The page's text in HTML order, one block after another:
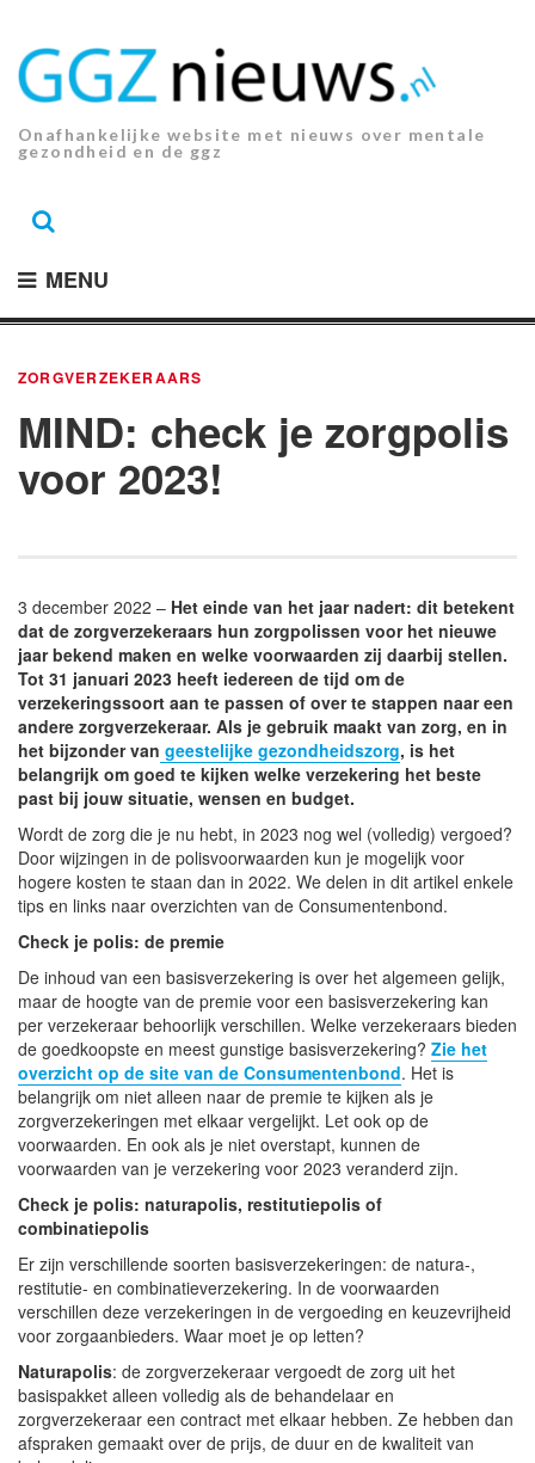
inhoud.
Onafhankelijke website met nieuws over mentale
gezondheid en de ggz
MENU
ZORGVERZEKERAARS
MIND: check je zorgpolis
voor 2023!
3 december 2022 – Het einde van het jaar nadert: dit betekent
dat de zorgverzekeraars hun zorgpolissen voor het nieuwe
jaar bekend maken en welke voorwaarden zij daarbij stellen.
Tot 31 januari 2023 heeft iedereen de tijd om de
verzekeringssoort aan te passen of over te stappen naar een
andere zorgverzekeraar. Als je gebruik maakt van zorg, en in
het bijzonder van geestelijke gezondheidszorg, is het
belangrijk om goed te kijken welke verzekering het beste
past bij jouw situatie, wensen en budget.
Wordt de zorg die je nu hebt, in 2023 nog wel (volledig) vergoed?
Door wijzingen in de polisvoorwaarden kun je mogelijk voor
hogere kosten te staan dan in 2022. We delen in dit artikel enkele
tips en links naar overzichten van de Consumentenbond.
Check je polis: de premie
De inhoud van een basisverzekering is over het algemeen gelijk,
maar de hoogte van de premie voor een basisverzekering kan
per verzekeraar behoorlijk verschillen. Welke verzekeraars bieden
de goedkoopste en meest gunstige basisverzekering? Zie het
overzicht op de site van de Consumentenbond. Het is
belangrijk om niet alleen naar de premie te kijken als je
zorgverzekeringen met elkaar vergelijkt. Let ook op de
voorwaarden. En ook als je niet overstapt, kunnen de
voorwaarden van je verzekering voor 2023 veranderd zijn.
Check je polis: naturapolis, restitutiepolis of
combinatiepolis
Er zijn verschillende soorten basisverzekeringen: de natura-,
restitutie- en combinatieverzekering. In de voorwaarden
verschillen deze verzekeringen in de vergoeding en keuzevrijheid
voor zorgaanbieders. Waar moet je op letten?
Naturapolis: de zorgverzekeraar vergoedt de zorg uit het
basispakket alleen volledig als de behandelaar en
zorgverzekeraar een contract met elkaar hebben. Ze hebben dan
afspraken gemaakt over de prijs, de duur en de kwaliteit van